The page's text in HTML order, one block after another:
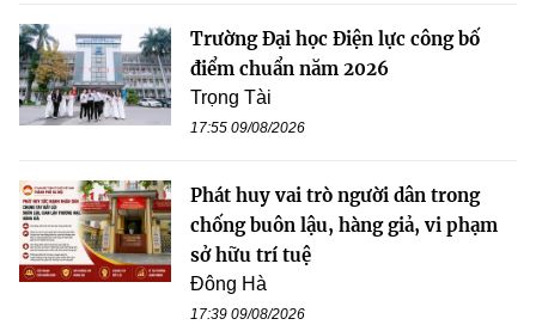
Trường Đại học Điện lực công bố
điểm chuẩn năm 2026
Trọng Tài
17:55 09/08/2026
Phát huy vai trò người dân trong
chống buôn lậu, hàng giả, vi phạm
sở hữu trí tuệ
Đông Hà
17:39 09/08/2026